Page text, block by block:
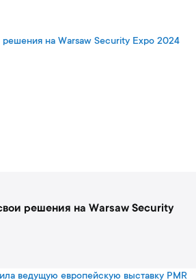
решения на Warsaw Security